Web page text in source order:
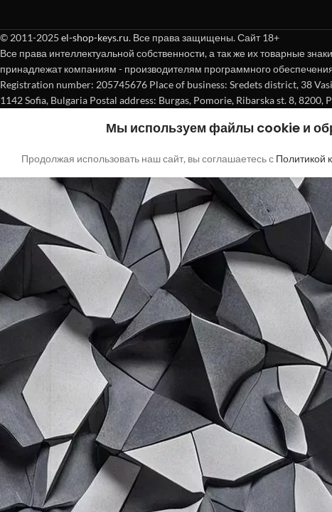
© 2011-2025 el-shop-keys.ru. Все права защищены. Сайт 18+
Все права интеллектуальной собственности, а так же их товарные
принадлежат компаниям - производителям программного
Registration number: 205745676 Place of business: Sredets district, 38
1142 Sofia, Bulgaria Postal address: Burgas, Pomorie, Ribarska st. 8, 8200,
Мы используем файлы cookie и
Продолжая использовать наш сайт, вы соглашаетесь с Политикой